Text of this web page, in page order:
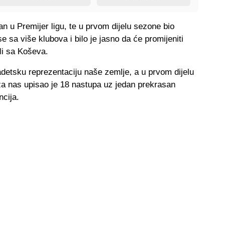
u Premijer ligu, te u prvom dijelu sezone bio
sa više klubova i bilo je jasno da će promijeniti
sa Koševa.
reprezentaciju naše zemlje, a u prvom dijelu
nas upisao je 18 nastupa uz jedan prekrasan